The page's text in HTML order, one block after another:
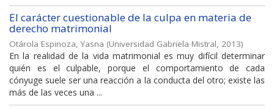
El carácter cuestionable de la culpa en materia de
derecho matrimonial
Otárola Espinoza, Yasna (Universidad Gabriela Mistral, 2013)
En la realidad de la vida matrimonial es muy difícil determinar
quién es el culpable, porque el comportamiento de cada
cónyuge suele ser una reacción a la conducta del otro; existe las
más de las veces una ...